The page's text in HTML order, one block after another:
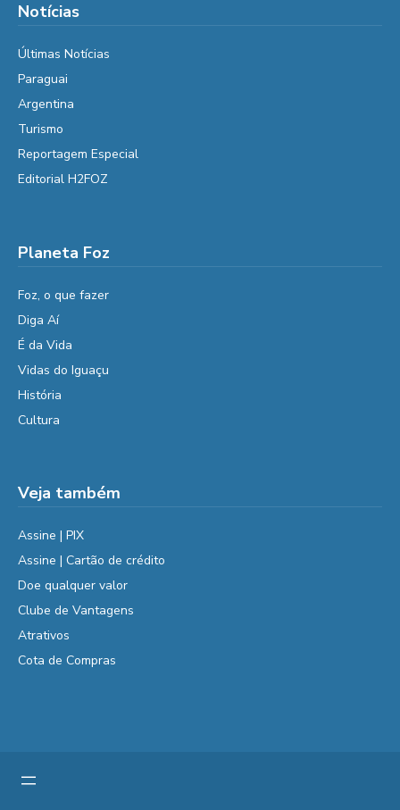
Notícias
Últimas Notícias
Paraguai
Argentina
Turismo
Reportagem Especial
Editorial H2FOZ
Planeta Foz
Foz, o que fazer
Diga Aí
É da Vida
Vidas do Iguaçu
História
Cultura
Veja também
Assine | PIX
Assine | Cartão de crédito
Doe qualquer valor
Clube de Vantagens
Atrativos
Cota de Compras